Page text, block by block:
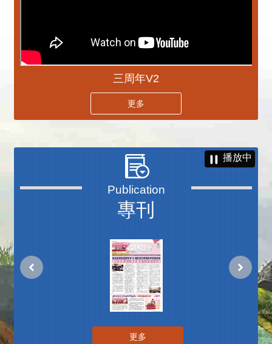
三周年V2
更多
專刊
播放中
更多